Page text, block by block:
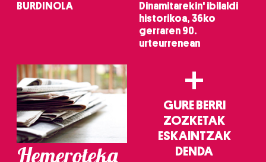
BURDINOLA
Dinamitarekin' ibilaldi
historikoa, 36ko
gerraren 90.
urteurrenean
Hemeroteka
+
GURE BERRI
ZOZKETAK
ESKAINTZAK
DENDA